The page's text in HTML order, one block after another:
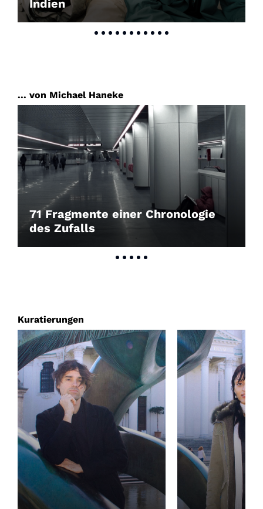
Indien
... von Michael Haneke
71 Fragmente einer Chronologie
des Zufalls
Kuratierungen